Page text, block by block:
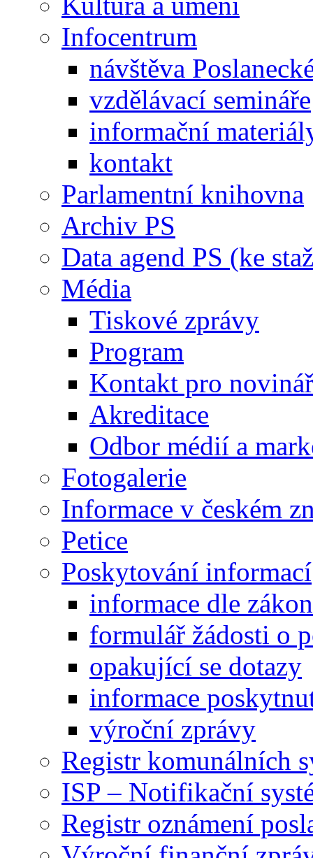
Infocentrum
návštěva
vzdělávací semináře
informační
kontakt
Parlamentní knihovna
Archiv PS
Data agend PS (ke
Média
Tiskové zprávy
Program
Kontakt pro
Akreditace
Odbor médií a
Fotogalerie
Informace v českém
Petice
Poskytování informací
informace dle
formulář žádosti o
opakující se dotazy
informace
výroční zprávy
Registr komunálních
ISP – Notifikační
Registr oznámení